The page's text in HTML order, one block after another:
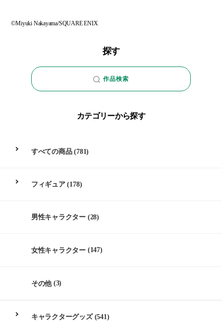
©Miyuki Nakayama/SQUARE ENIX
探す
作品検索
カテゴリーから探す
すべての商品(781)
フィギュア(178)
男性キャラクター (28)
女性キャラクター (147)
その他(3)
キャラクターグッズ(541)